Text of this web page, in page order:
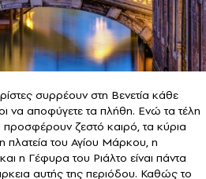
συρρέουν στη Βενετία κάθε
να αποφύγετε τα πλήθη. Ενώ τα τέλη
προσφέρουν ζεστό καιρό, τα κύρια
πλατεία του Αγίου Μάρκου, η
η Γέφυρα του Ριάλτο είναι πάντα
αυτής της περιόδου. Καθώς το